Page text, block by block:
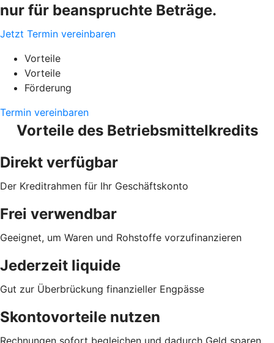
nur für beanspruchte Beträge.
Jetzt Termin vereinbaren
Vorteile
Vorteile
Förderung
Termin vereinbaren
Vorteile des Betriebsmittelkredits
Direkt verfügbar
Der Kreditrahmen für Ihr Geschäftskonto
Frei verwendbar
Geeignet, um Waren und Rohstoffe vorzufinanzieren
Jederzeit liquide
Gut zur Überbrückung finanzieller Engpässe
Skontovorteile nutzen
Rechnungen sofort begleichen und dadurch Geld sparen